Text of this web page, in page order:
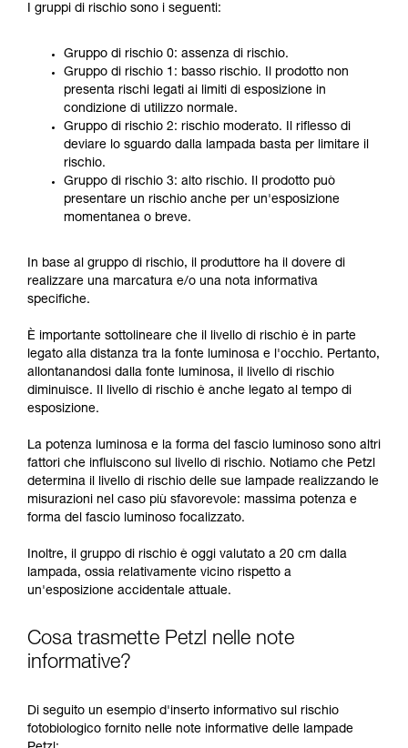
I gruppi di rischio sono i seguenti:
Gruppo di rischio 0: assenza di rischio.
Gruppo di rischio 1: basso rischio. Il prodotto non
presenta rischi legati ai limiti di esposizione in
condizione di utilizzo normale.
Gruppo di rischio 2: rischio moderato. Il riflesso di
deviare lo sguardo dalla lampada basta per limitare il
rischio.
Gruppo di rischio 3: alto rischio. Il prodotto può
presentare un rischio anche per un'esposizione
momentanea o breve.
In base al gruppo di rischio, il produttore ha il dovere di
realizzare una marcatura e/o una nota informativa
specifiche.
È importante sottolineare che il livello di rischio è in parte
legato alla distanza tra la fonte luminosa e l'occhio. Pertanto,
allontanandosi dalla fonte luminosa, il livello di rischio
diminuisce. Il livello di rischio è anche legato al tempo di
esposizione.
La potenza luminosa e la forma del fascio luminoso sono altri
fattori che influiscono sul livello di rischio. Notiamo che Petzl
determina il livello di rischio delle sue lampade realizzando le
misurazioni nel caso più sfavorevole: massima potenza e
forma del fascio luminoso focalizzato.
Inoltre, il gruppo di rischio è oggi valutato a 20 cm dalla
lampada, ossia relativamente vicino rispetto a
un'esposizione accidentale attuale.
Cosa trasmette Petzl nelle note
informative?
Di seguito un esempio d'inserto informativo sul rischio
fotobiologico fornito nelle note informative delle lampade